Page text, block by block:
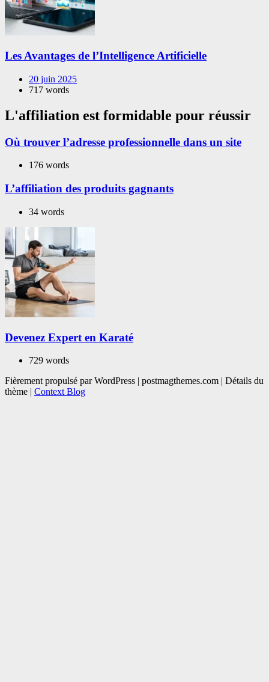
Les Avantages de l’Intelligence Artificielle
20 juin 2025
717 words
L'affiliation est formidable pour réussir
Où trouver l’adresse professionnelle dans un site
176 words
L’affiliation des produits gagnants
34 words
Devenez Expert en Karaté
729 words
Fièrement propulsé par WordPress | postmagthemes.com | Détails du
thème | Context Blog